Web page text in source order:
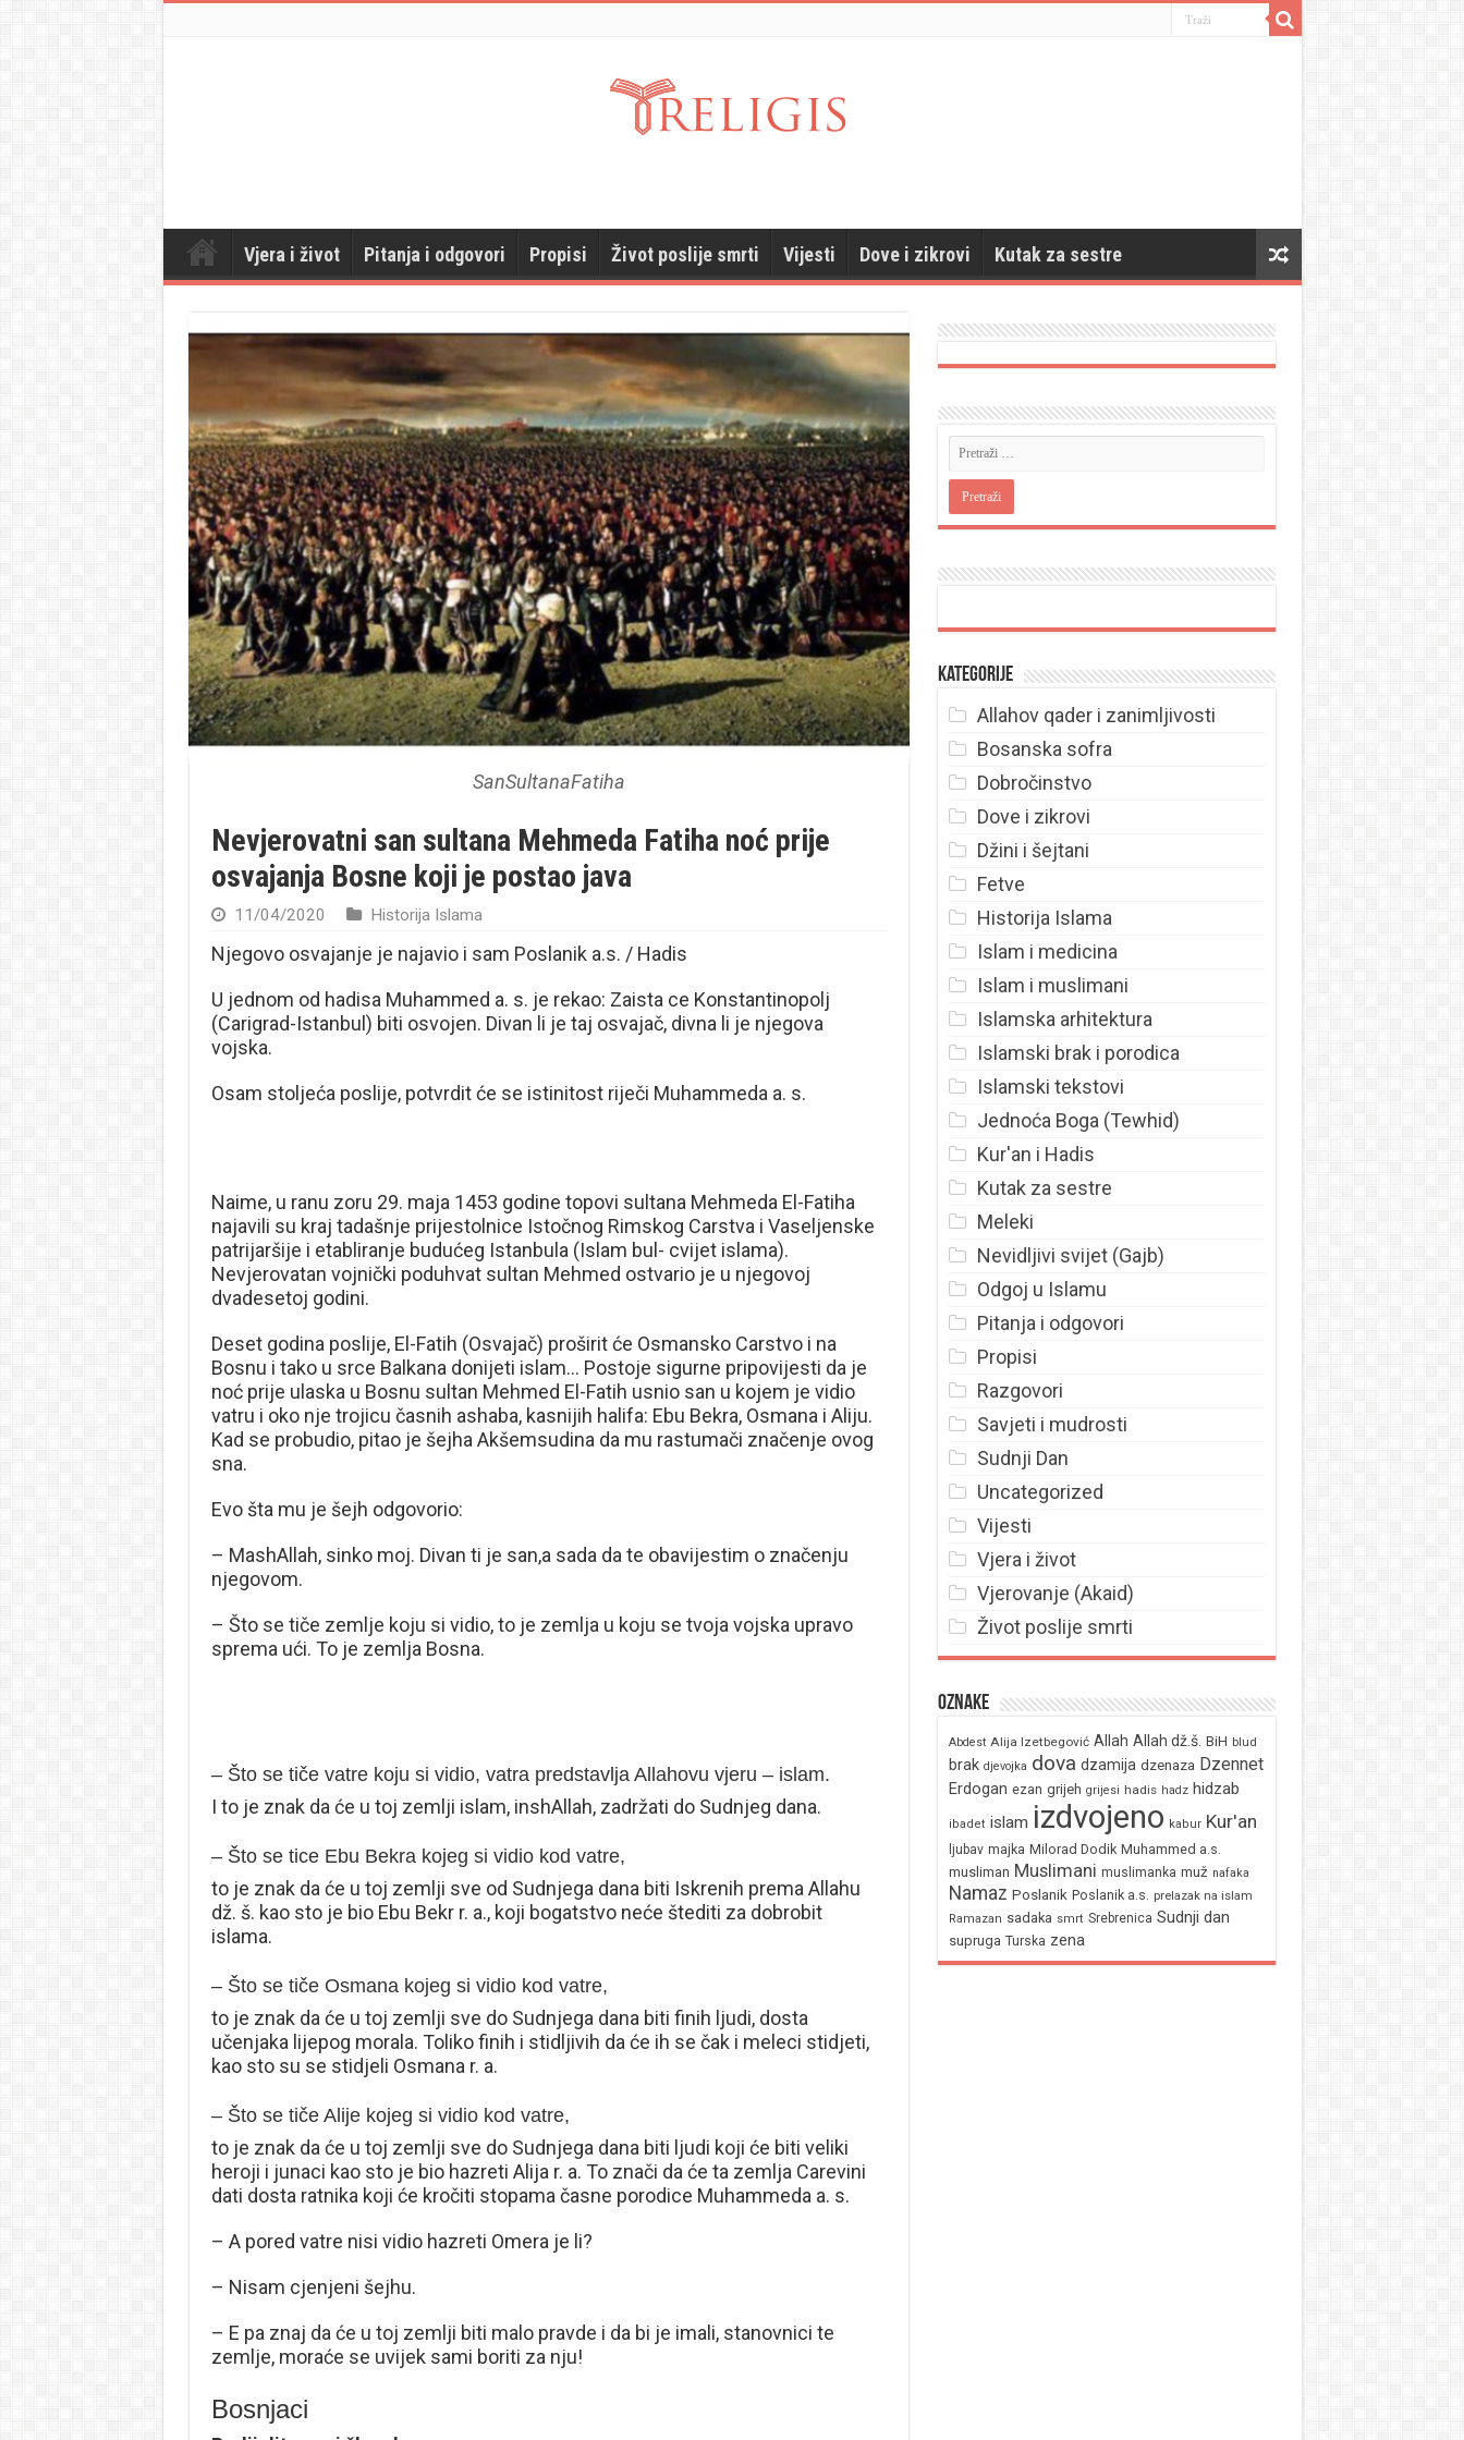
Vjera i život Pitanja i odgovori Propisi Život poslije smrti Vijesti Dove i zikrovi Kutak za sestre
SanSultanaFatiha
Nevjerovatni san sultana Mehmeda Fatiha noć prije
osvajanja Bosne koji je postao java
11/04/2020 Historija Islama
Njegovo osvajanje je najavio i sam Poslanik a.s. / Hadis
U jednom od hadisa Muhammed a. s. je rekao: Zaista ce Konstantinopolj
(Carigrad-Istanbul) biti osvojen. Divan li je taj osvajač, divna li je njegova
vojska.
Osam stoljeća poslije, potvrdit će se istinitost riječi Muhammeda a. s.
Naime, u ranu zoru 29. maja 1453 godine topovi sultana Mehmeda El-Fatiha
najavili su kraj tadašnje prijestolnice Istočnog Rimskog Carstva i Vaseljenske
patrijaršije i etabliranje budućeg Istanbula (Islam bul- cvijet islama).
Nevjerovatan vojnički poduhvat sultan Mehmed ostvario je u njegovoj
dvadesetoj godini.
Deset godina poslije, El-Fatih (Osvajač) proširit će Osmansko Carstvo i na
Bosnu i tako u srce Balkana donijeti islam… Postoje sigurne pripovijesti da je
noć prije ulaska u Bosnu sultan Mehmed El-Fatih usnio san u kojem je vidio
vatru i oko nje trojicu časnih ashaba, kasnijih halifa: Ebu Bekra, Osmana i Aliju.
Kad se probudio, pitao je šejha Akšemsudina da mu rastumači značenje ovog
sna.
Evo šta mu je šejh odgovorio:
– MashAllah, sinko moj. Divan ti je san,a sada da te obavijestim o značenju
njegovom.
– Što se tiče zemlje koju si vidio, to je zemlja u koju se tvoja vojska upravo
sprema ući. To je zemlja Bosna.
– Što se tiče vatre koju si vidio, vatra predstavlja Allahovu vjeru – islam.
I to je znak da će u toj zemlji islam, inshAllah, zadržati do Sudnjeg dana.
– Što se tice Ebu Bekra kojeg si vidio kod vatre,
to je znak da će u toj zemlji sve od Sudnjega dana biti Iskrenih prema Allahu
dž. š. kao sto je bio Ebu Bekr r. a., koji bogatstvo neće štediti za dobrobit
islama.
– Što se tiče Osmana kojeg si vidio kod vatre,
to je znak da će u toj zemlji sve do Sudnjega dana biti finih ljudi, dosta
učenjaka lijepog morala. Toliko finih i stidljivih da će ih se čak i meleci stidjeti,
kao sto su se stidjeli Osmana r. a.
– Što se tiče Alije kojeg si vidio kod vatre,
to je znak da će u toj zemlji sve do Sudnjega dana biti ljudi koji će biti veliki
heroji i junaci kao sto je bio hazreti Alija r. a. To znači da će ta zemlja Carevini
dati dosta ratnika koji će kročiti stopama časne porodice Muhammeda a. s.
– A pored vatre nisi vidio hazreti Omera je li?
– Nisam cjenjeni šejhu.
– E pa znaj da će u toj zemlji biti malo pravde i da bi je imali, stanovnici te
zemlje, moraće se uvijek sami boriti za nju!
Bosnjaci
Kategorije
Allahov qader i zanimljivosti
Bosanska sofra
Dobročinstvo
Dove i zikrovi
Džini i šejtani
Fetve
Historija Islama
Islam i medicina
Islam i muslimani
Islamska arhitektura
Islamski brak i porodica
Islamski tekstovi
Jednoća Boga (Tewhid)
Kur'an i Hadis
Kutak za sestre
Meleki
Nevidljivi svijet (Gajb)
Odgoj u Islamu
Pitanja i odgovori
Propisi
Razgovori
Savjeti i mudrosti
Sudnji Dan
Uncategorized
Vijesti
Vjera i život
Vjerovanje (Akaid)
Život poslije smrti
Oznake
Abdest Alija Izetbegović Allah Allah dž.š. BiH blud
brak djevojka dova dzamija dzenaza Dzennet
Erdogan ezan grijeh grijesi hadis hadz hidzab
ibadet islam izdvojeno kabur Kur'an
ljubav majka Milorad Dodik Muhammed a.s.
musliman Muslimani muslimanka muž nafaka
Namaz Poslanik Poslanik a.s. prelazak na islam
Ramazan sadaka smrt Srebrenica Sudnji dan
supruga Turska zena